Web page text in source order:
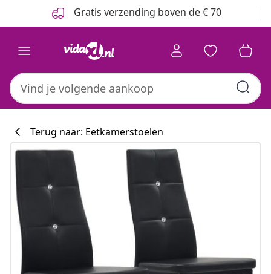
Gratis verzending boven de € 70
Terug naar: Eetkamerstoelen